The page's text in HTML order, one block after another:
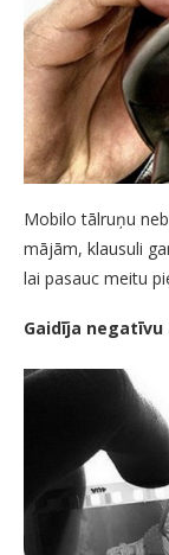
Mobilo tālruņu
mājām, klausuli
lai pasauc meitu
Gaidīja